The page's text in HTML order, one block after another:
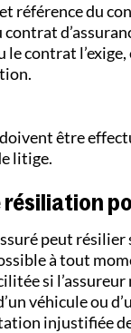
référence du
contrat
être
litige.
résiliation
peut
à tout
si l’assureur
véhicule ou
injustifiée